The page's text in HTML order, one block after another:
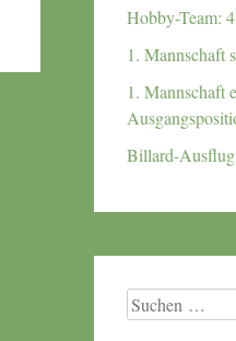
Hobby-Team:
1. Mannschaft
1. Mannschaft
Billard-
Suchen
nach: